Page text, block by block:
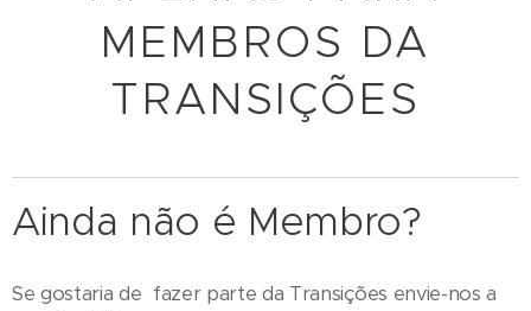
MEMBROS DA
TRANSIÇÕES
Ainda não é Membro?
Se gostaria de fazer parte da Transições envie-nos a